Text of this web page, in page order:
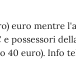
euro mentre
possessori
40 euro). Info